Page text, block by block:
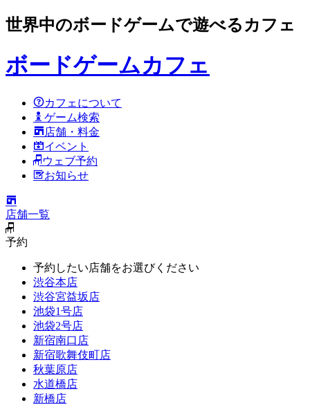
世界中のボードゲームで遊べるカフェ
ボードゲームカフェ
カフェについて
ゲーム検索
店舗・料金
イベント
ウェブ予約
お知らせ
店舗一覧
予約
予約したい店舗をお選びください
渋谷本店
渋谷宮益坂店
池袋1号店
池袋2号店
新宿南口店
新宿歌舞伎町店
秋葉原店
水道橋店
新橋店